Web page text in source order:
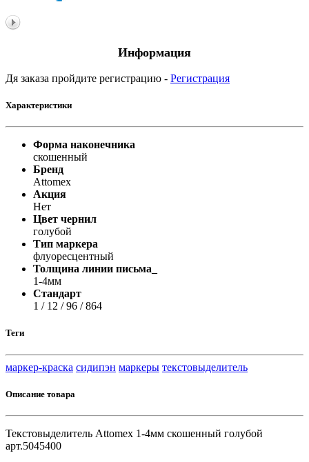
Информация
Дя заказа пройдите регистрацию - Регистрация
Характеристики
Форма наконечника
скошенный
Бренд
Attomex
Акция
Нет
Цвет чернил
голубой
Тип маркера
флуоресцентный
Толщина линии письма_
1-4мм
Стандарт
1 / 12 / 96 / 864
Теги
маркер-краска сидипэн маркеры текстовыделитель
Описание товара
Текстовыделитель Attomex 1-4мм скошенный голубой
арт.5045400